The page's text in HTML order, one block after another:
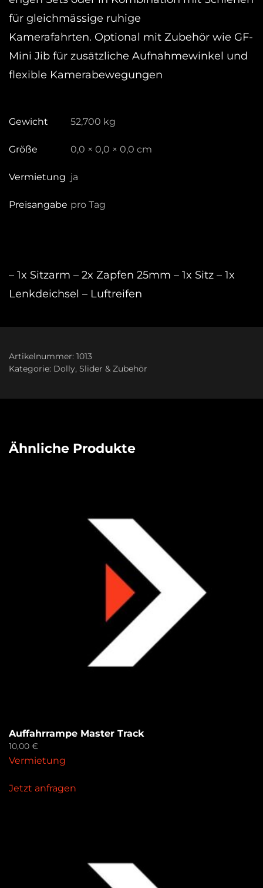
für gleichmässige ruhige
Kamerafahrten. Optional mit Zubehör wie GF-
Mini Jib für zusätzliche Aufnahmewinkel und
flexible Kamerabewegungen
Gewicht 52,700 kg
Größe 0,0 × 0,0 × 0,0 cm
Vermietung ja
Preisangabe pro Tag
– 1x Sitzarm – 2x Zapfen 25mm – 1x Sitz – 1x
Lenkdeichsel – Luftreifen
Artikelnummer: 1013
Kategorie: Dolly, Slider & Zubehör
Ähnliche Produkte
Auffahrrampe Master Track
10,00 €
Vermietung
Jetzt anfragen